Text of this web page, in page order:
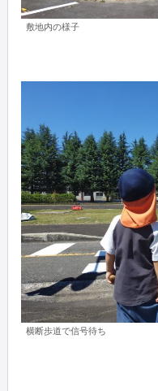
敷地内の様子
横断歩道で信号待ち